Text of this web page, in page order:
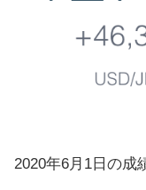
2020年6月1日の成